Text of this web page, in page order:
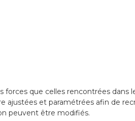
que celles rencontrées
et paramétrées afin de
peuvent être modifiés.